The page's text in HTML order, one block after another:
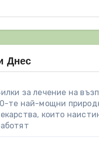
Днес
за лечение на
те най-мощни
които